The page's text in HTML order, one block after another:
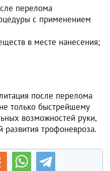
перелома
с применением
в месте нанесения;
после перелома
только быстрейшему
возможностей руки,
развития трофоневроза.